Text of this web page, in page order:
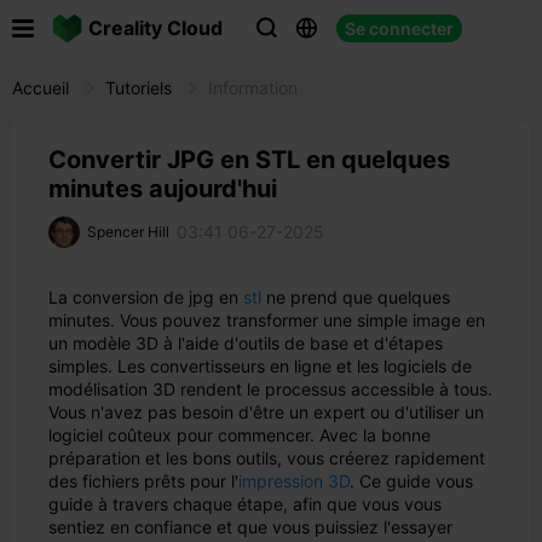
Creality Cloud   Se connecter
Accueil Tutoriels
Convertir JPG en STL en quelques
minutes aujourd'hui
Spencer Hill 03:41 06-27-2025
La conversion de jpg en stl ne prend que quelques
minutes. Vous pouvez transformer une simple image en
un modèle 3D à l'aide d'outils de base et d'étapes
simples. Les convertisseurs en ligne et les logiciels de
modélisation 3D rendent le processus accessible à tous.
Vous n'avez pas besoin d'être un expert ou d'utiliser un
logiciel coûteux pour commencer. Avec la bonne
préparation et les bons outils, vous créerez rapidement
des fichiers prêts pour l'impression 3D. Ce guide vous
guide à travers chaque étape, afin que vous vous
sentiez en confiance et que vous puissiez l'essayer